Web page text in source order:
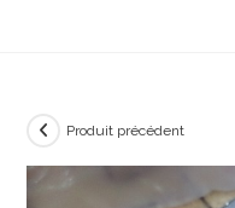
Produit précédent